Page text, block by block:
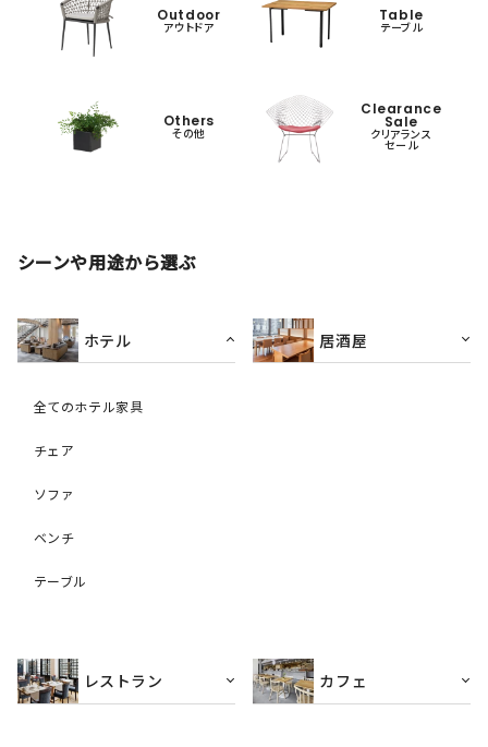
Outdoor
アウトドア
Table
テーブル
Others
その他
Clearance
Sale
クリアランス
セール
シーンや用途から選ぶ
ホテル
全てのホテル家具
チェア
ソファ
ベンチ
テーブル
居酒屋
レストラン カフェ